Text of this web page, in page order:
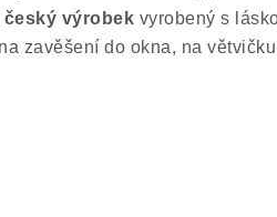
český výrobek vyrobený s
zavěšení do okna, na